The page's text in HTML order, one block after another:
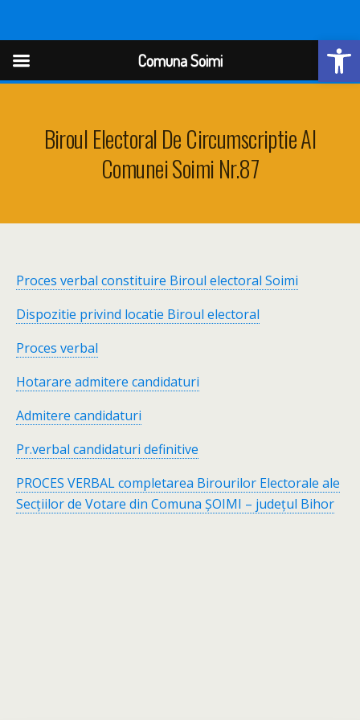
Comuna Soimi
Biroul Electoral De Circumscriptie Al
Comunei Soimi Nr.87
Proces verbal constituire Biroul electoral Soimi
Dispozitie privind locatie Biroul electoral
Proces verbal
Hotarare admitere candidaturi
Admitere candidaturi
Pr.verbal candidaturi definitive
PROCES VERBAL completarea Birourilor Electorale ale
Secțiilor de Votare din Comuna ȘOIMI – județul Bihor
Comuna Soimi